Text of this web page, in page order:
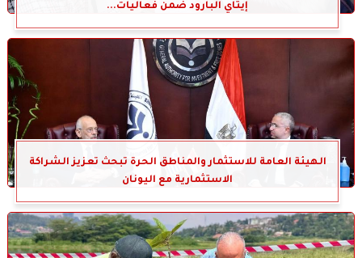
إيتاي البارود ضمن فعاليات...
الهيئة العامة للاستثمار والمناطق الحرة تبحث تعزيز الشراكة
الاستثمارية مع اليونان